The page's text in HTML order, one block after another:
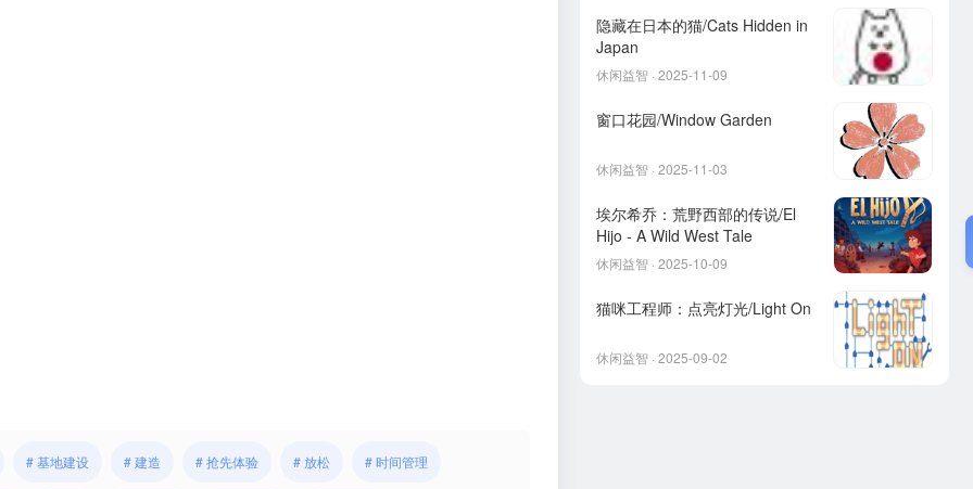
# 基地建设 # 建造 # 抢先体验 # 放松 # 时间管理
隐藏在日本的猫/Cats Hidden in
Japan
休闲益智 · 2025-11-09
窗口花园/Window Garden
休闲益智 · 2025-11-03
埃尔希乔：荒野西部的传说/El
Hijo - A Wild West Tale
休闲益智 · 2025-10-09
猫咪工程师：点亮灯光/Light On
休闲益智 · 2025-09-02